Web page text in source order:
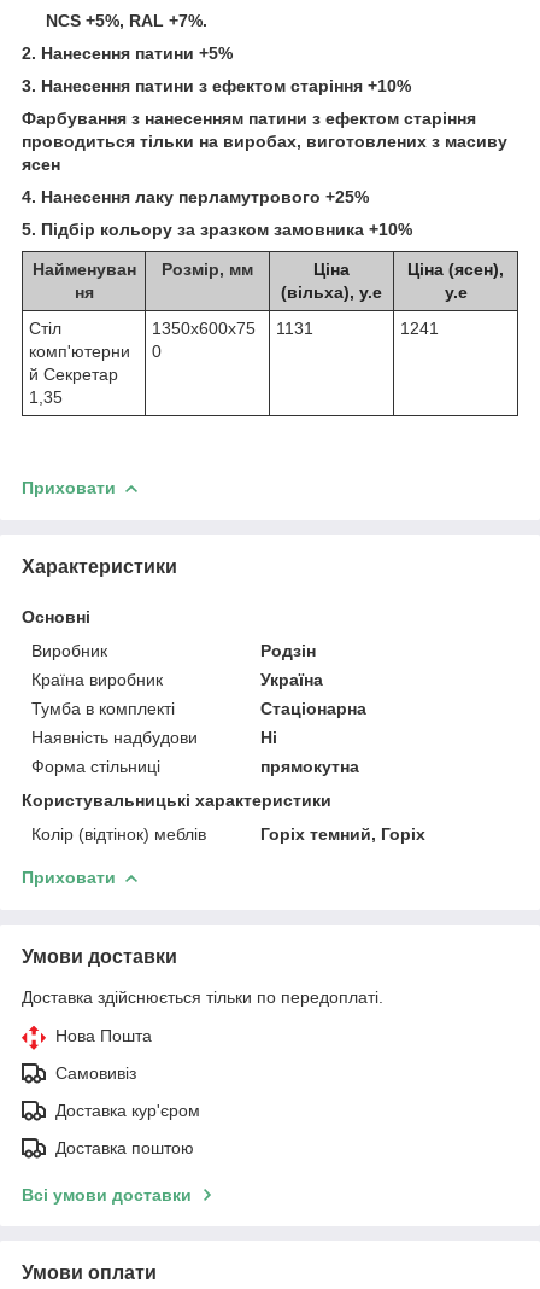
NCS +5%, RAL +7%.
2. Нанесення патини +5%
3. Нанесення патини з ефектом старіння +10%
Фарбування з нанесенням патини з ефектом старіння
проводиться тільки на виробах, виготовлених з масиву
ясен
4. Нанесення лаку перламутрового +25%
5. Підбір кольору за зразком замовника +10%
Найменуван
ня
Розмір, мм
Ціна
(вільха), у.е
Ціна (ясен),
у.е
Стіл
комп'ютерни
й Секретар
1,35
1350х600х75
0
1131 1241
Приховати
Характеристики
Основні
Виробник
Родзін
Країна виробник
Україна
Тумба в комплекті
Стаціонарна
Наявність надбудови
Ні
Форма стільниці
прямокутна
Користувальницькі характеристики
Колір (відтінок) меблів
Горіх темний, Горіх
Приховати
Умови доставки
Доставка здійснюється тільки по передоплаті.
Нова Пошта
Самовивіз
Доставка кур'єром
Доставка поштою
Всі умови доставки
Умови оплати